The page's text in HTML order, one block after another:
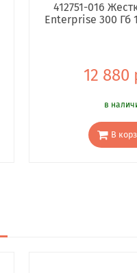
412751-016
Enterprise 300 Гб
12 880
в
В